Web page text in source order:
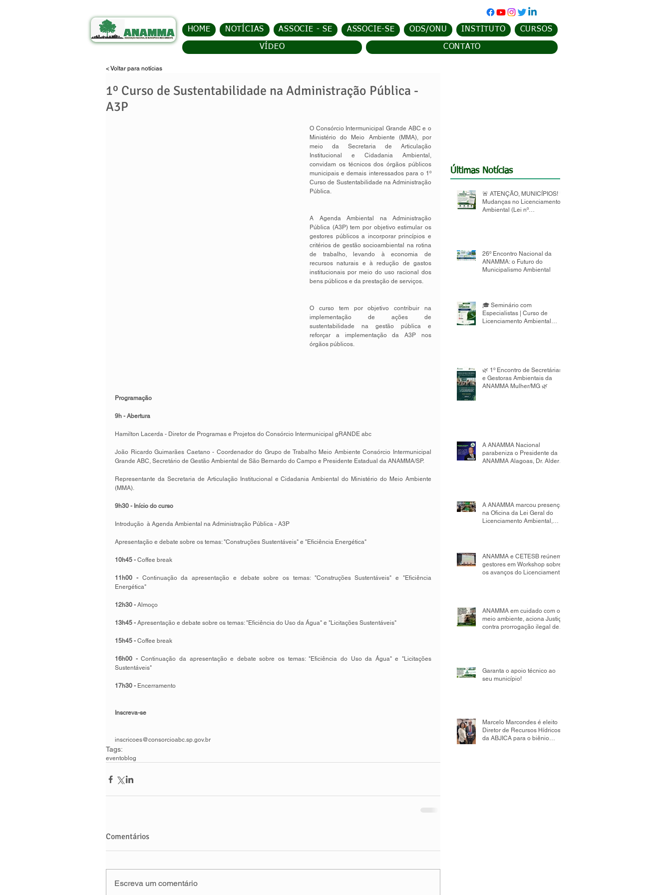
HOME NOTÍCIAS ASSOCIE - SE ASSOCIE-SE ODS/ONU INSTITUTO CURSOS
VÍDEO CONTATO
1º Curso de Sustentabilidade na Administração Pública -
A3P
O Consórcio Intermunicipal Grande ABC e o
Ministério do Meio Ambiente (MMA), por
meio da Secretaria de Articulação
Institucional e Cidadania Ambiental,
convidam os técnicos dos órgãos públicos
municipais e demais interessados para o 1º
Curso de Sustentabilidade na Administração
Pública.
A Agenda Ambiental na Administração
Pública (A3P) tem por objetivo estimular os
gestores públicos a incorporar princípios e
critérios de gestão socioambiental na rotina
de trabalho, levando à economia de
recursos naturais e à redução de gastos
institucionais por meio do uso racional dos
bens públicos e da prestação de serviços.
O curso tem por objetivo contribuir na
implementação de ações de
sustentabilidade na gestão pública e
reforçar a implementação da A3P nos
órgãos públicos.
Programação
9h - Abertura
Hamilton Lacerda - Diretor de Programas e Projetos do Consórcio Intermunicipal gRANDE abc
João Ricardo Guimarães Caetano - Coordenador do Grupo de Trabalho Meio Ambiente Consórcio Intermunicipal
Grande ABC, Secretário de Gestão Ambiental de São Bernardo do Campo e Presidente Estadual da ANAMMA/SP.
Representante da Secretaria de Articulação Institucional e Cidadania Ambiental do Ministério do Meio Ambiente
(MMA).
9h30 - Início do curso
Introdução  à Agenda Ambiental na Administração Pública - A3P
Apresentação e debate sobre os temas: "Construções Sustentáveis" e "Eficiência Energética"
10h45 - Coffee break
11h00 - Continuação da apresentação e debate sobre os temas: "Construções Sustentáveis" e "Eficiência
Energética"
12h30 - Almoço
13h45 - Apresentação e debate sobre os temas: "Eficiência do Uso da Água" e "Licitações Sustentáveis"
15h45 - Coffee break
16h00 - Continuação da apresentação e debate sobre os temas: "Eficiência do Uso da Água" e "Licitações
Sustentáveis"
17h30 - Encerramento
Inscreva-se
inscricoes@consorcioabc.sp.gov.br
Tags:
eventoblog
Comentários
Escreva um comentário
< Voltar para notícias
Últimas Notícias
🚨 ATENÇÃO, MUNICÍPIOS! 🚨
Mudanças no Licenciamento
Ambiental (Lei nº
26º Encontro Nacional da
ANAMMA: o Futuro do
Municipalismo Ambiental
🎓 Seminário com
Especialistas | Curso de
Licenciamento Ambiental
🌿 1º Encontro de Secretárias
e Gestoras Ambientais da
ANAMMA Mulher/MG 🌿
A ANAMMA Nacional
parabeniza o Presidente da
ANAMMA Alagoas, Dr. Alder
A ANAMMA marcou presença
na Oficina da Lei Geral do
Licenciamento Ambiental,
com o fortalecimento da
gestão ambiental
ANAMMA e CETESB reúnem
gestores em Workshop sobre
os avanços do Licenciamento
ANAMMA em cuidado com o
meio ambiente, aciona Justiça
contra prorrogação ilegal de
Garanta o apoio técnico ao
seu município!
Marcelo Marcondes é eleito
Diretor de Recursos Hídricos
da ABJICA para o biênio